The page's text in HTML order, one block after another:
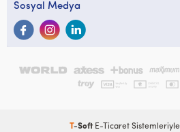
Sosyal Medya
T-Soft E-TicaretSistemleriyle